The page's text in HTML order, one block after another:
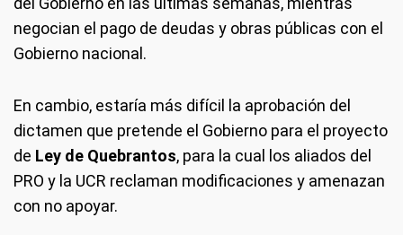
negocian el pago de deudas y obras públicas con el
Gobierno nacional.
En cambio, estaría más difícil la aprobación del
dictamen que pretende el Gobierno para el proyecto
de Ley de Quebrantos, para la cual los aliados del
PRO y la UCR reclaman modificaciones y amenazan
con no apoyar.